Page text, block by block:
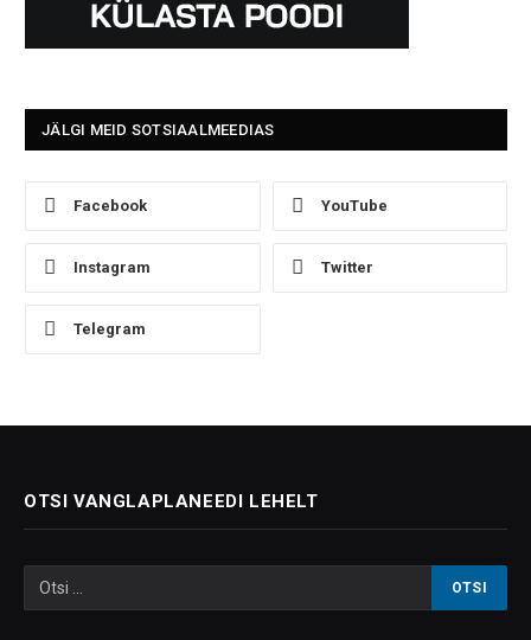
JÄLGI MEID SOTSIAALMEEDIAS
Facebook YouTube
Instagram Twitter
Telegram
OTSI VANGLAPLANEEDI LEHELT